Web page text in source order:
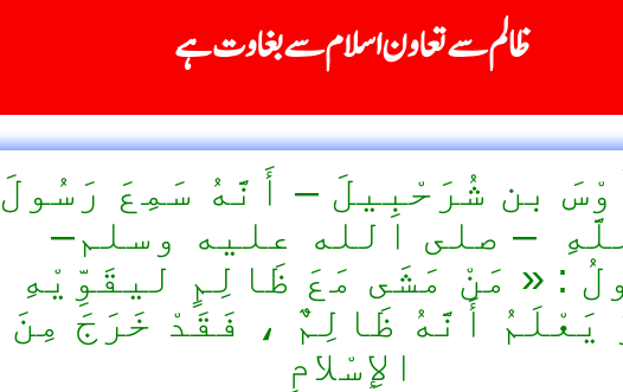
ظالم سے تعاون اسلام سے بغاوت ہے
بن شُرَحْبِيلَ – أَنَّهُ سَمِعَ رَسُولَ
– صلى الله عليه وسلم–
: « مَنْ مَشَى مَعَ ظَالِمٍ ليقَوِّيْهِ
يَعْلَمُ أَنَّهُ ظَالِمٌ ، فَقَدْ خَرَجَ مِنَ
الإِسْلامِ